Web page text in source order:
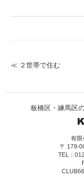
≪ ２世帯で住む
板橋区・練馬区
有限
〒 179-
TEL：
CLUB66